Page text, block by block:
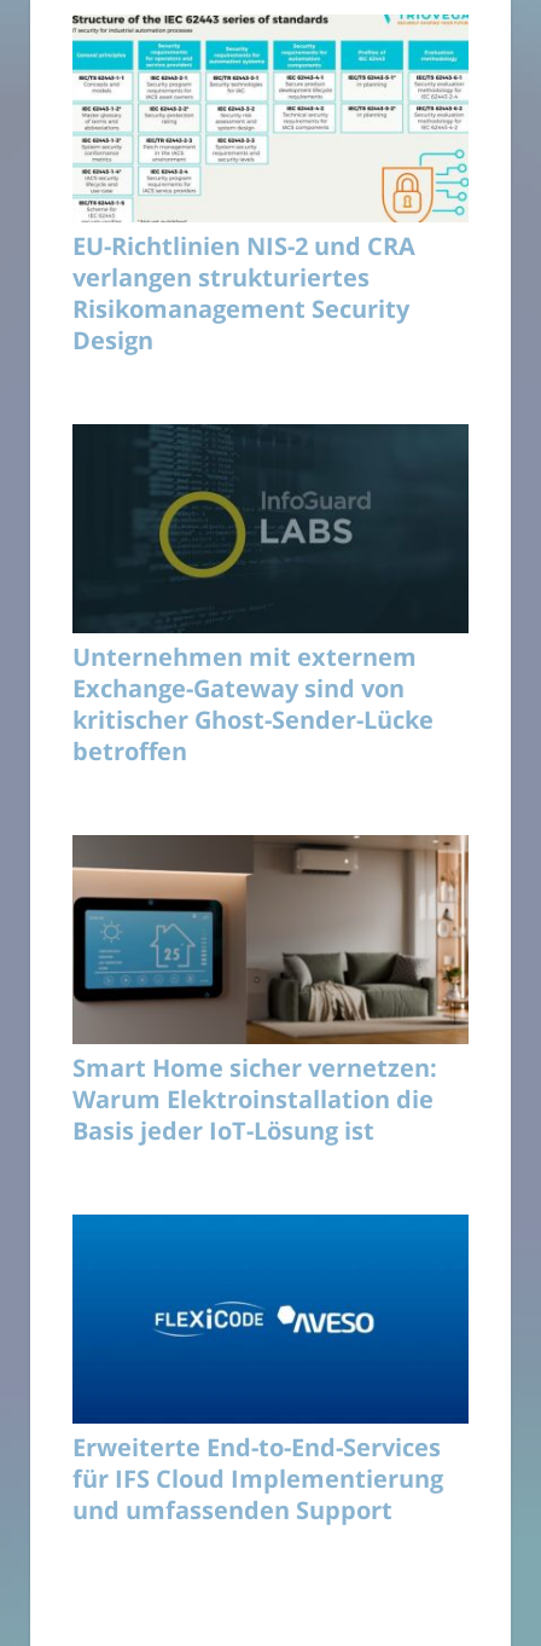
EU-Richtlinien NIS-2 und CRA
verlangen strukturiertes
Risikomanagement Security
Design
Unternehmen mit externem
Exchange-Gateway sind von
kritischer Ghost-Sender-Lücke
betroffen
Smart Home sicher vernetzen:
Warum Elektroinstallation die
Basis jeder IoT-Lösung ist
Erweiterte End-to-End-Services
für IFS Cloud Implementierung
und umfassenden Support